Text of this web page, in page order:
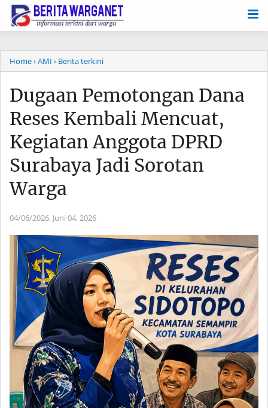
Home› AMI › Berita terkini
Dugaan Pemotongan Dana
Reses Kembali Mencuat,
Kegiatan Anggota DPRD
Surabaya Jadi Sorotan
Warga
04/06/2026, Juni 04, 2026